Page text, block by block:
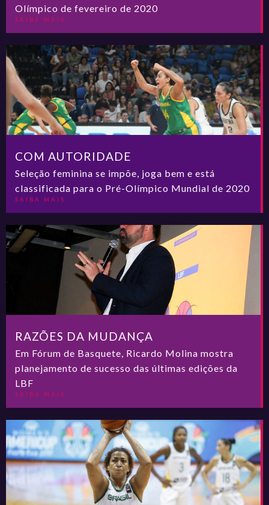
Olímpico de fevereiro de 2020
SAIBA MAIS
COM AUTORIDADE
Seleção feminina se impõe, joga bem e está
classificada para o Pré-Olímpico Mundial de 2020
SAIBA MAIS
RAZÕES DA MUDANÇA
Em Fórum de Basquete, Ricardo Molina mostra
planejamento de sucesso das últimas edições da
LBF
SAIBA MAIS